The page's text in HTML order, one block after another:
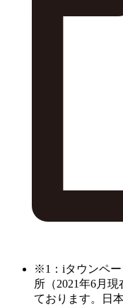
※1：iタウンペー
所（2021年6月
ております。日